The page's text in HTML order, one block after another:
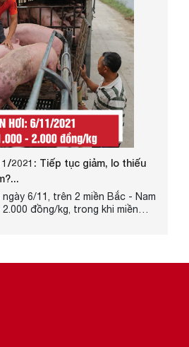
2021: Tiếp tục giảm, lo thiếu
6/11, trên 2 miền Bắc - Nam
đồng/kg, trong khi miền
qua. Hiện giá heo hơi được
44.000 - 49.000 đồng/kg.